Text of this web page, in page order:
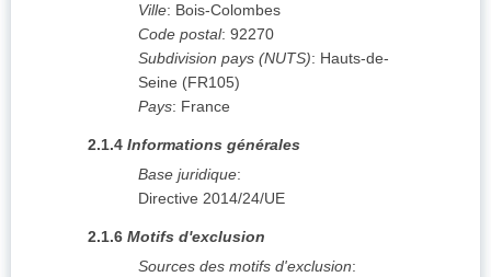
Ville: Bois-Colombes
Code postal: 92270
Subdivision pays (NUTS): Hauts-de-
Seine (FR105)
Pays: France
2.1.4 Informations générales
Base juridique:
Directive 2014/24/UE
2.1.6 Motifs d'exclusion
Sources des motifs d'exclusion: